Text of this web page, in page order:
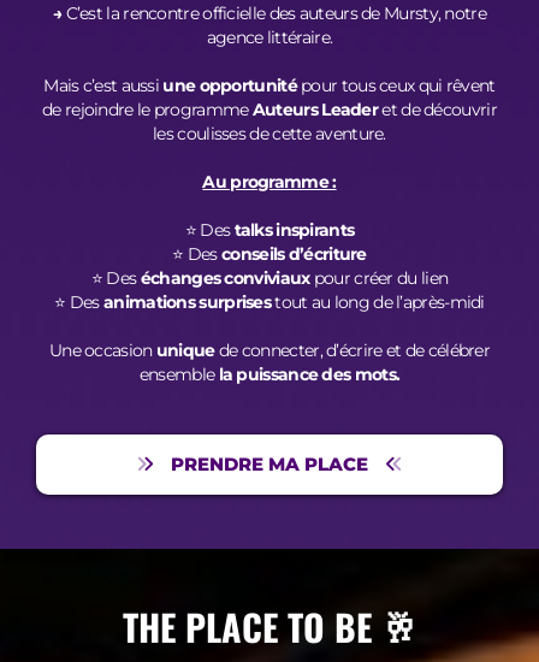
→C’est la rencontre officielle des auteurs de Mursty, notre
agence littéraire.
Mais c’est aussi une opportunitépour tous ceux qui rêvent
de rejoindre le programmeAuteurs Leaderet de découvrir
les coulisses de cette aventure.
Au programme :
⭐️ Destalks inspirants
⭐️ Desconseils d’écriture
⭐️ Deséchanges conviviaux pour créer du lien
⭐️ Desanimations surprisestout au long de l’après-midi
Une occasion uniquede connecter, d’écrire et de célébrer
ensemble la puissance des mots.
PRENDRE MA PLACE
THE PLACE TO BE 🥂